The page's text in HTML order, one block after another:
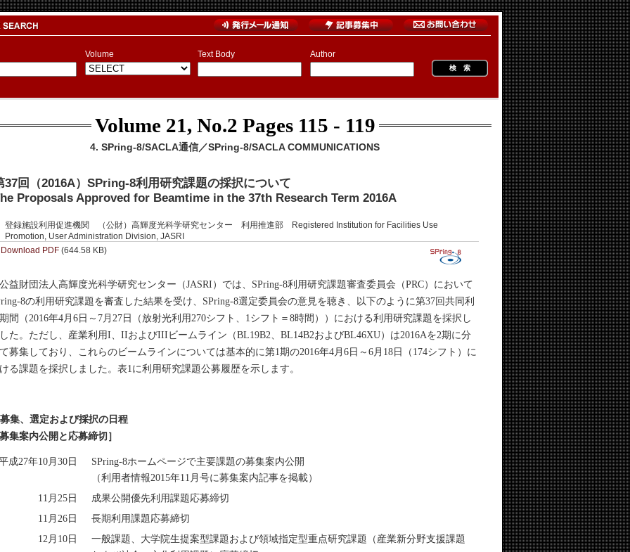
Volume Text Body Author
Volume 21, No.2 Pages 115 - 119
4. SPring-8/SACLA通信／SPring-8/SACLA COMMUNICATIONS
37回（2016A）SPring-8利用研究課題の採択について
Proposals Approved for Beamtime in the 37th Research Term 2016A
登録施設利用促進機関 （公財）高輝度光科学研究センター 利用推進部 Registered Institution for Facilities Use
Promotion, User Administration Division, JASRI
Download PDF (644.58 KB)
財団法人高輝度光科学研究センター（JASRI）では、SPring-8利用研究課題審査委員会（PRC）において
8の利用研究課題を審査した結果を受け、SPring-8選定委員会の意見を聴き、以下のように第37回共同利
間（2016年4月6日～7月27日（放射光利用270シフト、1シフト＝8時間））における利用研究課題を採択し
た。ただし、産業利用I、IIおよびIIIビームライン（BL19B2、BL14B2およびBL46XU）は2016Aを2期に分
募集しており、これらのビームラインについては基本的に第1期の2016年4月6日～6月18日（174シフト）に
る課題を採択しました。表1に利用研究課題公募履歴を示します。
集、選定および採択の日程
集案内公開と応募締切］
成27年10月30日
SPring-8ホームページで主要課題の募集案内公開
（利用者情報2015年11月号に募集案内記事を掲載）
11月25日
成果公開優先利用課題応募締切
11月26日
長期利用課題応募締切
12月10日
一般課題、大学院生提案型課題および領域指定型重点研究課題（産業新分野支援課題